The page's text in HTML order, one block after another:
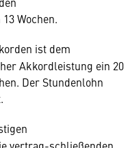
Wochen.
ist dem
Akkordleistung ein 20
Der Stundenlohn